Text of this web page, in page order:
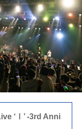
‘Ⅰ’ -3rd Anni